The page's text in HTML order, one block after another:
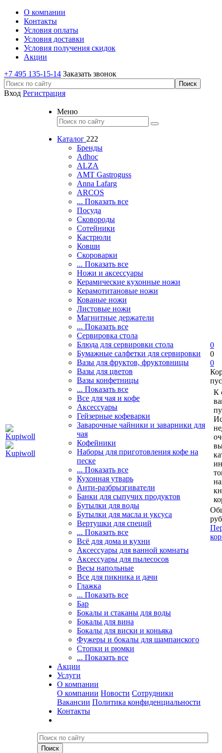
О компании
Контакты
Условия оплаты
Условия доставки
Условия получения скидок
Акции
+7 495 135-15-14 Заказать звонок
Вход Регистрация
Меню
Каталог 222
Бренды
Adhoc
ALZA
AMT Gastroguss
Anna Lafarg
ARCOS
... Показать все
Посуда
Сковороды
Сотейники
Кастрюли
Ковши
Скороварки
... Показать все
Ножи и аксессуары
Керамические кухонные ножи
Керамотитановые ножи
Кованые ножи
Листовые ножи
Магнитные держатели
... Показать все
Сервировка стола
Блюда для сервировки стола
Бумажные салфетки для сервировки
Вазы для фруктов, фруктовницы
Вазы для цветов
Вазы конфетницы
... Показать все
Все для чая и кофе
Аксессуары
Гейзерные кофеварки
Заварочные чайники и заварники для
чая
Кофейники
Наборы для приготовления кофе на
песке
... Показать все
Кухонная утварь
Анти-разбрызгиватели
Банки для сыпучих продуктов
Бутылки для воды
Бутылки для масла и уксуса
Вертушки для специй
... Показать все
Всё для дома и кухни
Аксессуары для ванной комнаты
Аксессуары для пылесосов
Весы напольные
Все для пикника и дачи
Глажка
... Показать все
Бар
Бокалы и стаканы для воды
Бокалы для вина
Бокалы для виски и коньяка
Фужеры и бокалы для шампанского
Стопки и рюмки
... Показать все
Акции
Услуги
О компании
О компании Новости Сотрудники
Вакансии Политика конфиденциальности
Контакты
0
0
0
К